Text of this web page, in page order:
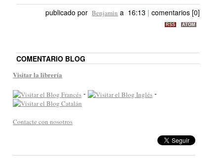
publicado por Benjamin a 16:13 |comentarios [0]
RSS ATOM
COMENTARIO BLOG
Visitar la librería
- -
Contacte con nosotros